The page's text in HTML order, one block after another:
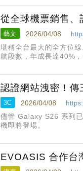
切換也相當不便。
從全球機票銷售
藝文 2026/04/08
堪稱全台最大的全方位
航段數，年成長達40%
動為
認證網站洩密！
3C 2026/04/08
儘管 Galaxy S26 系列
機即將登場。
EVOASIS 合作台